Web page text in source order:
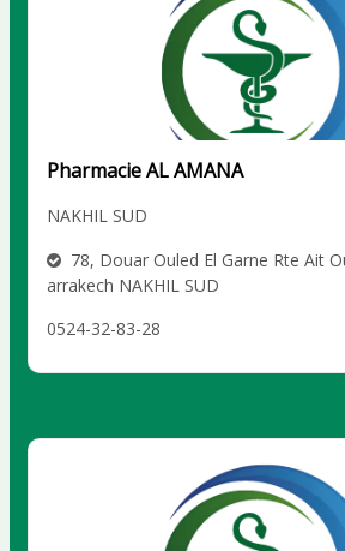
Pharmacie AL AMANA
NAKHIL SUD
78, Douar Ouled El Garne Rte Ait
arrakech NAKHIL SUD
0524-32-83-28